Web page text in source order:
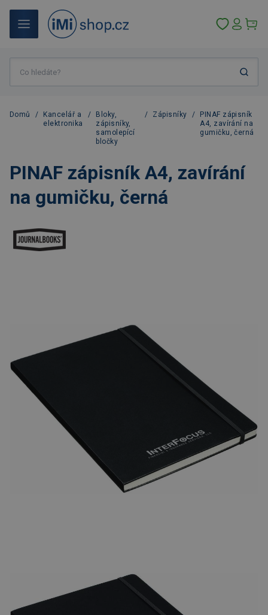
Domů /
Kancelář a
elektronika
/
Bloky,
zápisníky,
samolepící
bločky
/ Zápisníky /
PINAF zápisník
A4, zavírání na
gumičku, černá
PINAF zápisník A4, zavírání
na gumičku, černá